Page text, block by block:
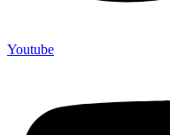
Youtube